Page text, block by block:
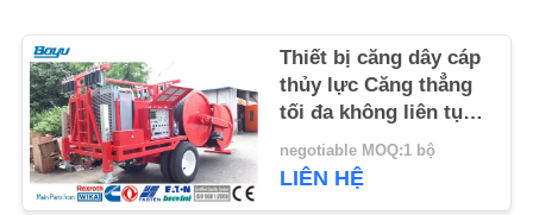
TÔI
TIN
TỨC
Thiết bị căng dây cáp
thủy lực Căng thẳng
tối đa không liên tục
2 × 70kN
negotiable MOQ:1 bộ
LIÊN HỆ